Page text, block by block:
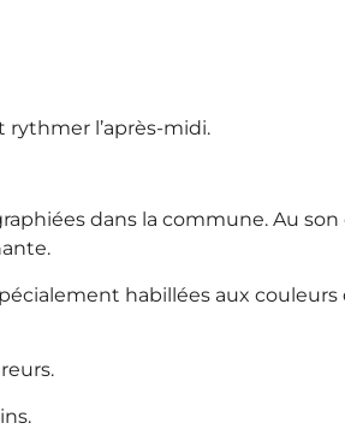
rythmer l’après-midi.
dans la commune. Au
habillées aux